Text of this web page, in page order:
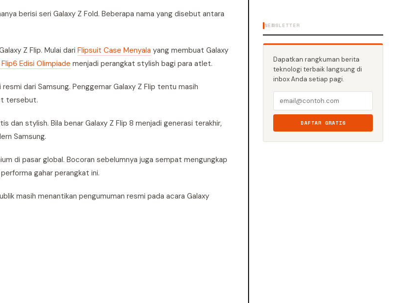
berisi seri Galaxy Z Fold. Beberapa nama yang disebut antara
Z Flip. Mulai dari Flipsuit Case Menyala yang membuat Galaxy
Edisi Olimpiade menjadi perangkat stylish bagi para atlet.
dari Samsung. Penggemar Galaxy Z Flip tentu masih
tersebut.
dan stylish. Bila benar Galaxy Z Flip 8 menjadi generasi terakhir,
Samsung.
di pasar global. Bocoran sebelumnya juga sempat mengungkap
gahar perangkat ini.
masih menantikan pengumuman resmi pada acara Galaxy
NEWSLETTER
Dapatkan rangkuman berita
teknologi terbaik langsung di
inbox Anda setiap pagi.
DAFTAR GRATIS